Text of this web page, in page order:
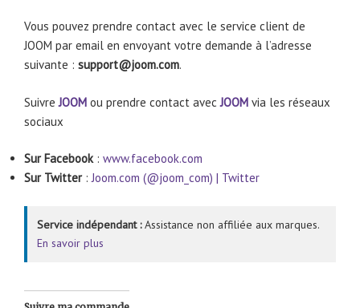
Vous pouvez prendre contact avec le service client de
JOOM par email en envoyant votre demande à l’adresse
suivante : support@joom.com.
SuivreJOOM ou prendre contact avecJOOM via les réseaux
sociaux
Sur Facebook: www.facebook.com
Sur Twitter:Joom.com (@joom_com) | Twitter
Service indépendant :Assistance non affiliée aux marques.
En savoir plus